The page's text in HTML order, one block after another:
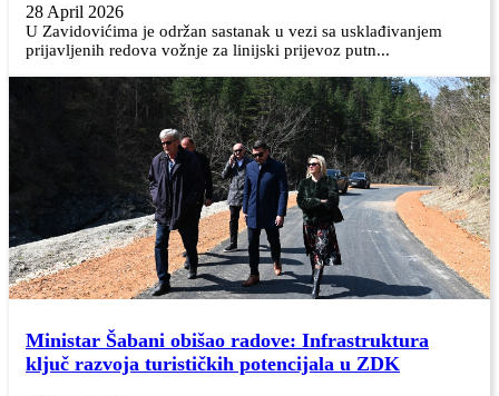
28 April 2026
U Zavidovićima je održan sastanak u vezi sa usklađivanjem
prijavljenih redova vožnje za linijski prijevoz putn...
Ministar Šabani obišao radove: Infrastruktura
ključ razvoja turističkih potencijala u ZDK